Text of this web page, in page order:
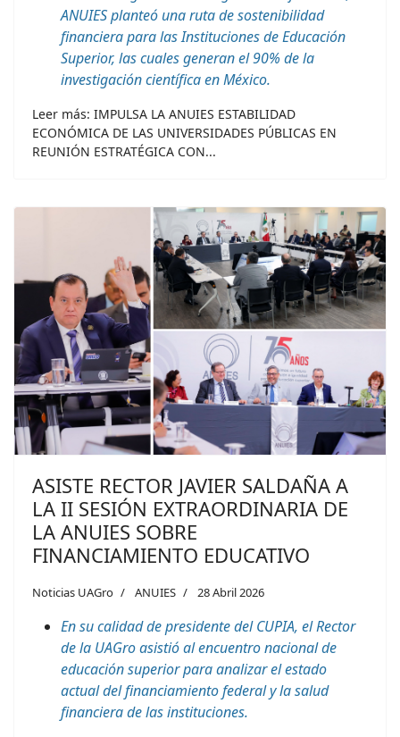
ANUIES planteó una ruta de sostenibilidad
financiera para las Instituciones de Educación
Superior, las cuales generan el 90% de la
investigación científica en México.
Leer más: IMPULSA LA ANUIES ESTABILIDAD
ECONÓMICA DE LAS UNIVERSIDADES PÚBLICAS EN
REUNIÓN ESTRATÉGICA CON...
ASISTE RECTOR JAVIER SALDAÑA A
LA II SESIÓN EXTRAORDINARIA DE
LA ANUIES SOBRE
FINANCIAMIENTO EDUCATIVO
Noticias UAGro ANUIES 28 Abril 2026
En su calidad de presidente del CUPIA, el Rector
de la UAGro asistió al encuentro nacional de
educación superior para analizar el estado
actual del financiamiento federal y la salud
financiera de las instituciones.